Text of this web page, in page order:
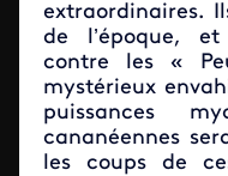
extraordinaires.
de l’époque,
contre les «
mystérieux
puissances
cananéennes
les coups de